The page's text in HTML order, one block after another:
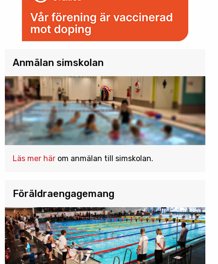
Anmälan simskolan
Läs mer här om anmälan till simskolan.
Föräldraengagemang